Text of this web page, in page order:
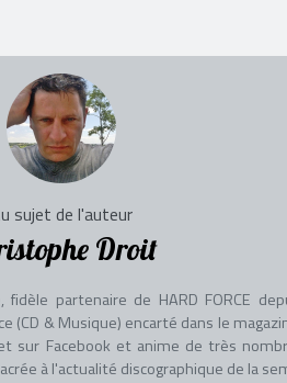
sujet de l'auteur
Droit
partenaire de HARD FORCE
(CD & Musique) encarté dans le
sur Facebook et anime de très
à l'actualité discographique de la